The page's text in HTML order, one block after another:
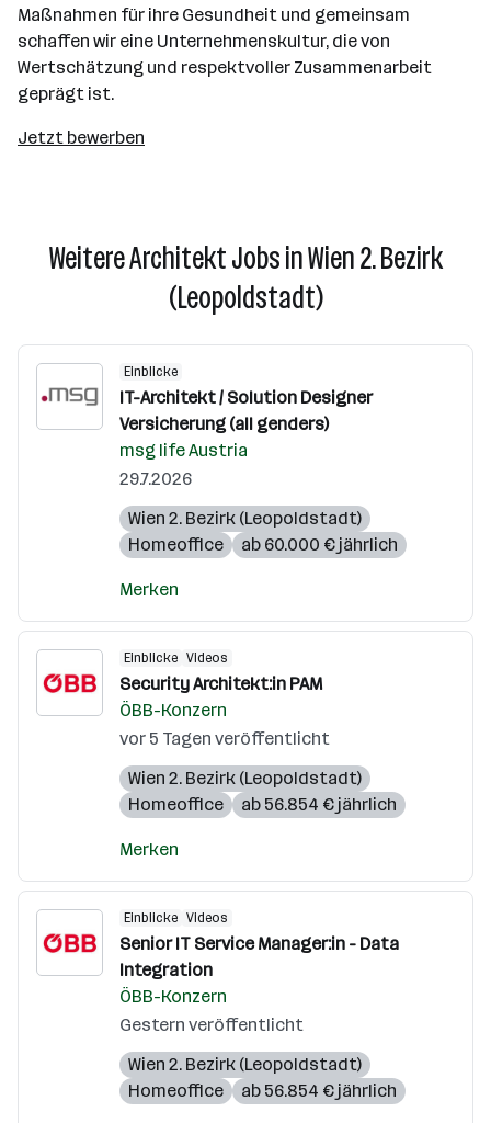
Maßnahmen für ihre Gesundheit und gemeinsam
schaffen wir eine Unternehmenskultur, die von
Wertschätzung und respektvoller Zusammenarbeit
geprägt ist.
Jetzt bewerben
Weitere Architekt Jobs in Wien 2. Bezirk
(Leopoldstadt)
Einblicke
IT-Architekt / Solution Designer
Versicherung (all genders)
msg life Austria
29.7.2026
Wien 2. Bezirk (Leopoldstadt)
Homeoffice
ab 60.000 € jährlich
Merken
Einblicke Videos
Security Architekt:in PAM
ÖBB-Konzern
vor 5 Tagen veröffentlicht
Wien 2. Bezirk (Leopoldstadt)
Homeoffice
ab 56.854 € jährlich
Merken
Einblicke Videos
Senior IT Service Manager:in - Data
Integration
ÖBB-Konzern
Gestern veröffentlicht
Wien 2. Bezirk (Leopoldstadt)
Homeoffice
ab 56.854 € jährlich